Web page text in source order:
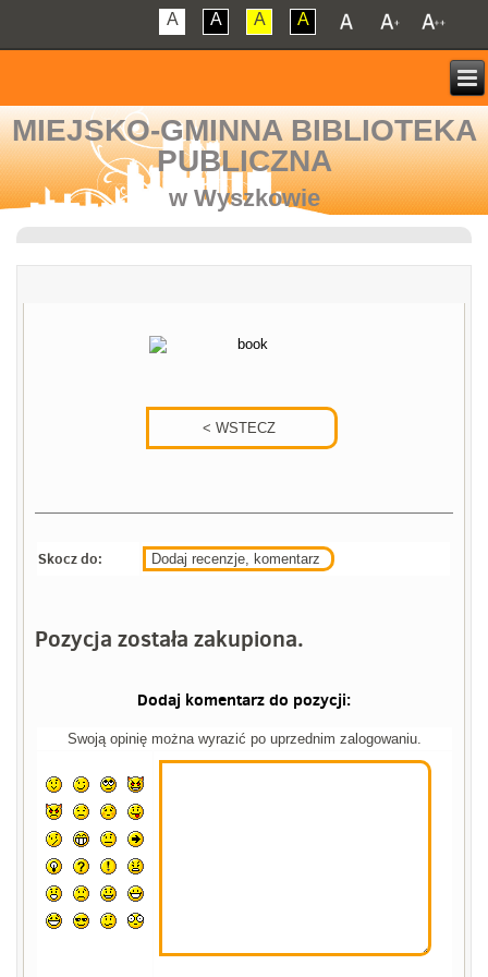
A A A A
MIEJSKO-GMINNA BIBLIOTEKA
PUBLICZNA
w Wyszkowie
Skocz do: Dodaj recenzje, komentarz
Pozycja została zakupiona.
Dodaj komentarz do pozycji:
Swoją opinię można wyrazić po uprzednim zalogowaniu.